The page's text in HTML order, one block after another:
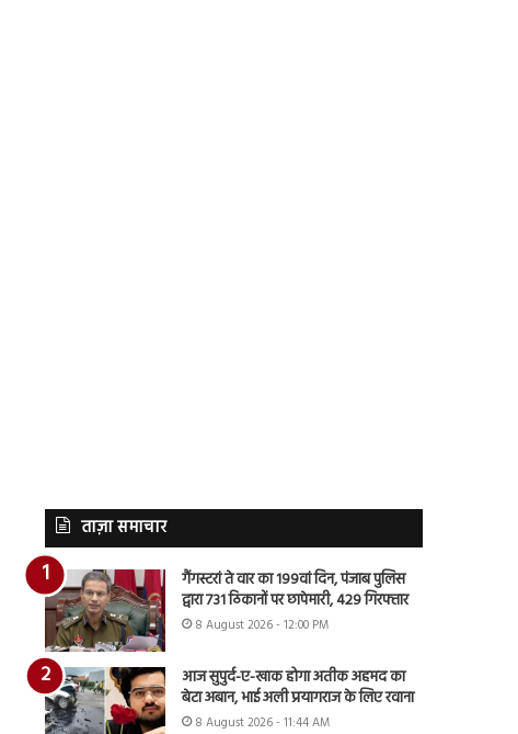
ताज़ा समाचार
गैंगस्टरां ते वार का 199वां दिन, पंजाब पुलिस
द्वारा 731 ठिकानों पर छापेमारी, 429 गिरफ्तार
8 August 2026 - 12:00 PM
आज सुपुर्द-ए-खाक होगा अतीक अहमद का
बेटा अबान, भाई अली प्रयागराज के लिए रवाना
8 August 2026 - 11:44 AM